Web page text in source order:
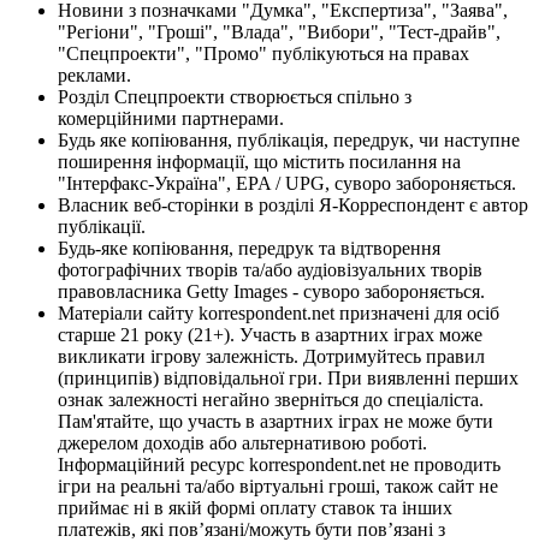
Новини з позначками "Думка", "Експертиза", "Заява",
"Регіони", "Гроші", "Влада", "Вибори", "Тест-драйв",
"Спецпроекти", "Промо" публікуються на правах
реклами.
Розділ Спецпроекти створюється спільно з
комерційними партнерами.
Будь яке копіювання, публікація, передрук, чи наступне
поширення інформації, що містить посилання на
"Інтерфакс-Україна", EPA / UPG, суворо забороняється.
Власник веб-сторінки в розділі Я-Корреспондент є автор
публікації.
Будь-яке копіювання, передрук та відтворення
фотографічних творів та/або аудіовізуальних творів
правовласника Getty Images - суворо забороняється.
Матеріали сайту korrespondent.net призначені для осіб
старше 21 року (21+). Участь в азартних іграх може
викликати ігрову залежність. Дотримуйтесь правил
(принципів) відповідальної гри. При виявленні перших
ознак залежності негайно зверніться до спеціаліста.
Пам'ятайте, що участь в азартних іграх не може бути
джерелом доходів або альтернативою роботі.
Інформаційний ресурс korrespondent.net не проводить
ігри на реальні та/або віртуальні гроші, також сайт не
приймає ні в якій формі оплату ставок та інших
платежів, які пов’язані/можуть бути пов’язані з